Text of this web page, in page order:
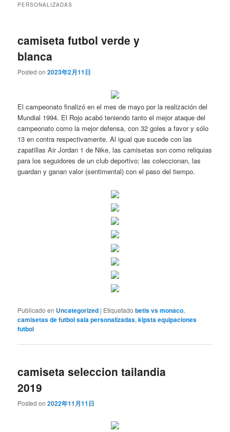
PERSONALIZADAS
camiseta futbol verde y
blanca
Posted on2023年2月11日
El campeonato finalizó en el mes de mayo por la realización del
Mundial 1994. El Rojo acabó teniendo tanto el mejor ataque del
campeonato como la mejor defensa, con 32 goles a favor y sólo
13 en contra respectivamente. Al igual que sucede con las
zapatillas Air Jordan 1 de Nike, las camisetas son como reliquias
para los seguidores de un club deportivo; las coleccionan, las
guardan y ganan valor (sentimental) con el paso del tiempo.
Publicado en Uncategorized | Etiquetado betis vs monaco,
camisetas de futbol sala personalizadas,kipsta equipaciones
futbol
camiseta seleccion tailandia
2019
Posted on2022年11月11日